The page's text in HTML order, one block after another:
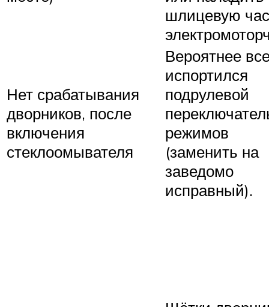
шлицевую
Нет срабатывания
дворников, после
включения
стеклоомывателя
Вероятнее
испортился
подрулевой
режимов
(заменить на
заведомо
исправный).